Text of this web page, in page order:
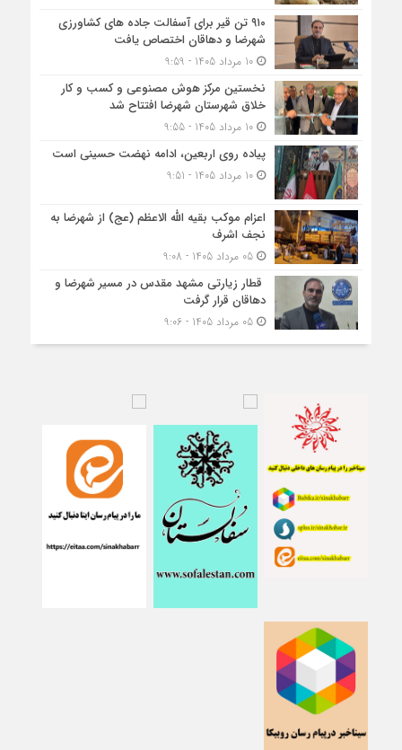
۹۱۰ تن قیر برای آسفالت جاده های کشاورزی
شهرضا و دهاقان اختصاص یافت
10 مرداد 1405 - 9:59
نخستین مرکز هوش مصنوعی و کسب‌ و کار
خلاق شهرستان شهرضا افتتاح شد
10 مرداد 1405 - 9:55
پیاده روی اربعین، ادامه نهضت حسینی است
10 مرداد 1405 - 9:51
اعزام موکب بقیه الله الاعظم (عج) از شهرضا به
نجف اشرف
05 مرداد 1405 - 9:08
قطار زیارتی مشهد مقدس در مسیر شهرضا و
دهاقان قرار گرفت
05 مرداد 1405 - 9:06